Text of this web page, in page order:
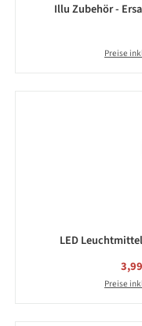
Illu Zubehör -
Preise
LED Leuchtmittel
Preise